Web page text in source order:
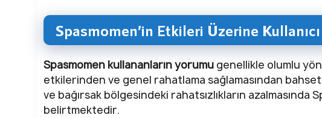
Spasmomen’in Etkileri Üzerine
Spasmomen kullananların yorumu genellikle olumlu
etkilerinden ve genel rahatlama sağlamasından
ve bağırsak bölgesindeki rahatsızlıkların azalmasında
belirtmektedir.